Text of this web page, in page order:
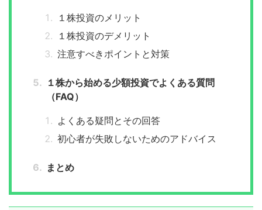
１株投資のメリット
１株投資のデメリット
注意すべきポイントと対策
１株から始める少額投資でよくある質問
（FAQ）
よくある疑問とその回答
初心者が失敗しないためのアドバイス
まとめ